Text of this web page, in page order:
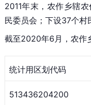
2011年末，农作乡辖
民委员会；下设37个村
截至2020年6月，农作
统计用区划代码
513436204200